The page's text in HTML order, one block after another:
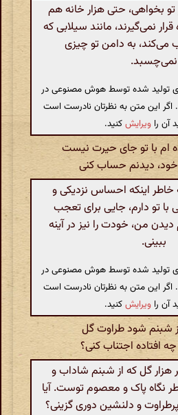
بخواهی، حتی هزار خانه هم
نمی‌گیرند، مانند سیلابی که
می‌کند، به دامن تو چیزی
نمی‌چسبد.
تولید شده توسط هوش مصنوعی در
اگر این متن به نظرتان نادرست است
آن را ویرایشکنید.
با تو جای حیرت نیست
خود، دیدنم حساب کنی
اینکه احساس نزدیکی و
تو دارم، جایی برای تعجب
من، خودت را نیز در آینه
ببینی.
تولید شده توسط هوش مصنوعی در
اگر این متن به نظرتان نادرست است
آن را ویرایشکنید.
ز شبنم شود طراوت گل
افتاده اجتناب کنی؟
گل که از شبنم شاداب و
نگاه پاک و معصوم توست. آیا
و دلنشین دوری گزینی؟